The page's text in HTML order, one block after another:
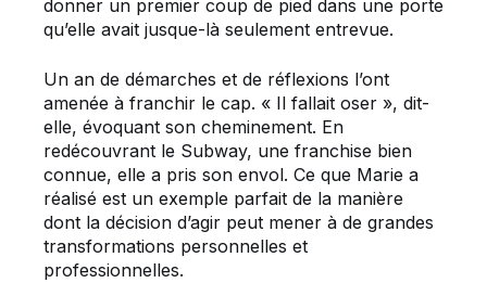
donner un premier coup de pied dans une porte
qu’elle avait jusque-là seulement entrevue.
Un an de démarches et de réflexions l’ont
amenée à franchir le cap. « Il fallait oser », dit-
elle, évoquant son cheminement. En
redécouvrant le Subway, une franchise bien
connue, elle a pris son envol. Ce que Marie a
réalisé est un exemple parfait de la manière
dont la décision d’agir peut mener à de grandes
transformations personnelles et
professionnelles.